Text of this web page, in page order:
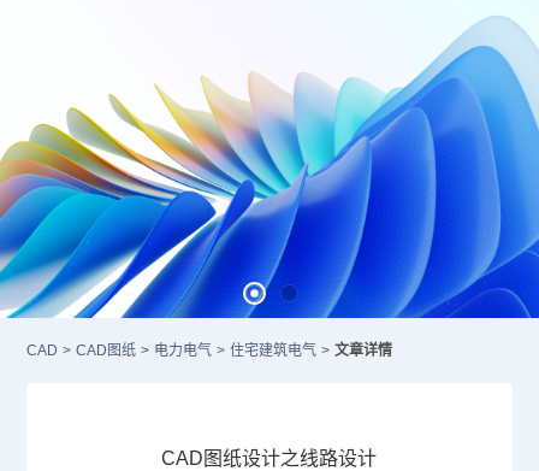
CAD > CAD图纸 > 电力电气 > 住宅建筑电气 > 文章详情
CAD图纸设计之线路设计